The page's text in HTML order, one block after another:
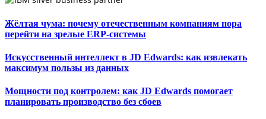
Жёлтая чума: почему отечественным компаниям пора
перейти на зрелые ERP-системы
Искусственный интеллект в JD Edwards: как извлекать
максимум пользы из данных
Мощности под контролем: как JD Edwards помогает
планировать производство без сбоев